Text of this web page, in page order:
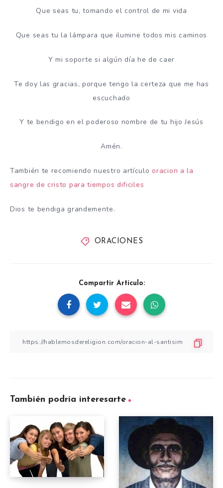
Que seas tu, tomando el control de mi vida
Que seas tu la lámpara que ilumine todos mis caminos
Y mi soporte si algún día he de caer
Te doy las gracias, porque tengo la certeza que me has
escuchado
Y te bendigo en el poderoso nombre de tu hijo Jesús
Amén.
También te recomiendo nuestro artículo oracion a la
sangre de cristo para tiempos dificiles
Dios te bendiga grandemente.
ORACIONES
Compartir Artículo:
También podría interesarte